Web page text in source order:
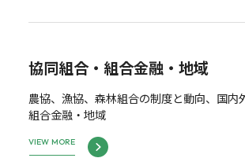
協同組合・組合金融・地域
農協、漁協、森林組合の制度と動向、国内
組合金融・地域
VIEW MORE